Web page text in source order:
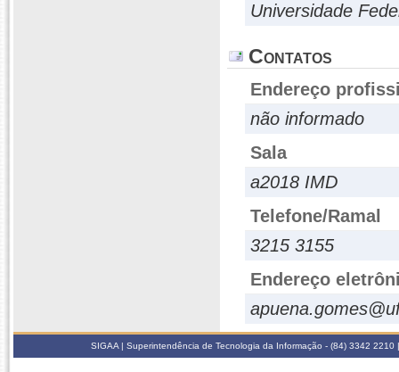
Universidade
Contatos
Endereço
não informado
Sala
a2018 IMD
Telefone/Ramal
3215 3155
Endereço
SIGAA | Superintendência de Tecnologia da Informação - (84) 3342